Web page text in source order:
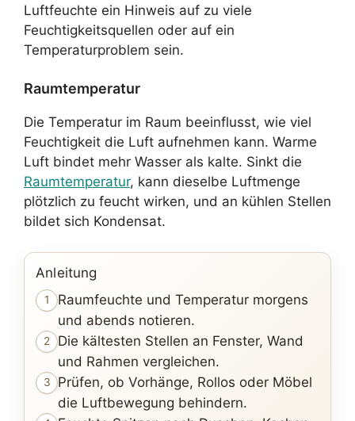
Luftfeuchte ein Hinweis auf zu viele
Feuchtigkeitsquellen oder auf ein
Temperaturproblem sein.
Raumtemperatur
Die Temperatur im Raum beeinflusst, wie viel
Feuchtigkeit die Luft aufnehmen kann. Warme
Luft bindet mehr Wasser als kalte. Sinkt die
Raumtemperatur, kann dieselbe Luftmenge
plötzlich zu feucht wirken, und an kühlen Stellen
bildet sich Kondensat.
Anleitung
1
Raumfeuchte und Temperatur morgens
und abends notieren.
2
Die kältesten Stellen an Fenster, Wand
und Rahmen vergleichen.
3
Prüfen, ob Vorhänge, Rollos oder Möbel
die Luftbewegung behindern.